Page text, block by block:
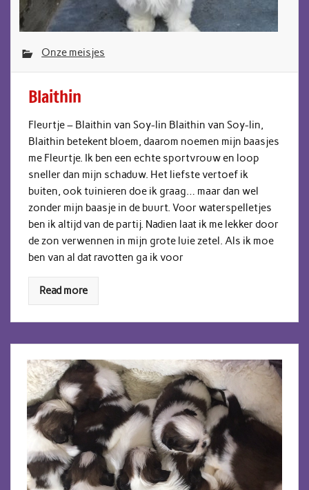
Onze meisjes
Blaithin
Fleurtje – Blaithin van Soy-lin Blaithin van Soy-lin,
Blaithin betekent bloem, daarom noemen mijn baasjes
me Fleurtje. Ik ben een echte sportvrouw en loop
sneller dan mijn schaduw. Het liefste vertoef ik
buiten, ook tuinieren doe ik graag… maar dan wel
zonder mijn baasje in de buurt. Voor waterspelletjes
ben ik altijd van de partij. Nadien laat ik me lekker door
de zon verwennen in mijn grote luie zetel. Als ik moe
ben van al dat ravotten ga ik voor
Read more